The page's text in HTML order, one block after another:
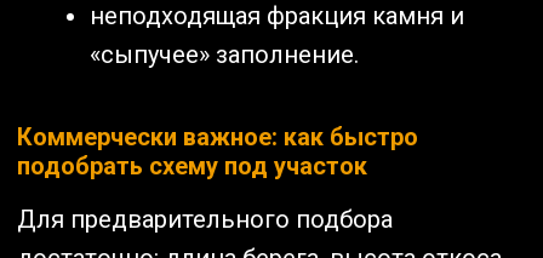
неподходящая фракция камня и
«сыпучее» заполнение.
Коммерчески важное: как быстро
подобрать схему под участок
Для предварительного подбора